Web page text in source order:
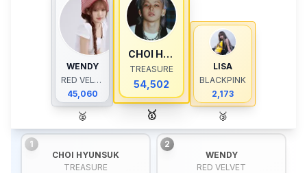
WENDY
RED VELVET
45,060
🥈
CHOI HYUNSUK
TREASURE
54,502
🥇
LISA
BLACKPINK
2,173
🥉
1
CHOI HYUNSUK
TREASURE
2
WENDY
RED VELVET